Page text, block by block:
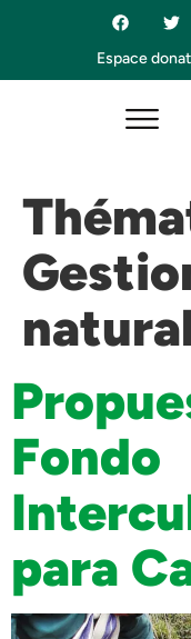
Espace
Fondo
para